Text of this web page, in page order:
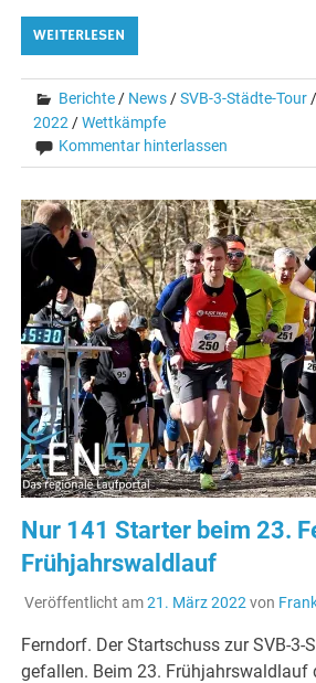
WEITERLESEN
Berichte/ News/SVB-3-Städte-Tour
2022/Wettkämpfe
Kommentar hinterlassen
Nur 141 Starter beim 23.
Frühjahrswaldlauf
Veröffentlicht am21. März 2022 von
Ferndorf. Der Startschuss zur SVB-3-
gefallen. Beim 23. Frühjahrswaldlauf